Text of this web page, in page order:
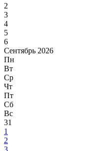
2
3
4
5
6
Сентябрь 2026
Пн
Вт
Ср
Чт
Пт
Сб
Вс
31
1
2